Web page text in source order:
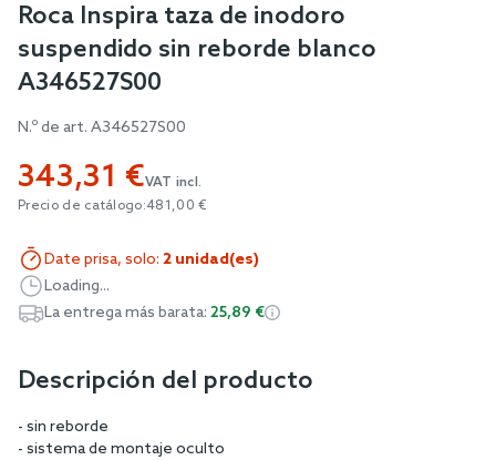
Skip
beginning
of
images
gallery
Roca Inspira taza de inodoro
suspendido sin reborde blanco
A346527S00
N.º de art. A346527S00
343,31 €VAT incl.
Precio de catálogo:481,00 €
Date prisa, solo: 2 unidad(es)
Loading...
La entrega más barata: 25,89 €
Descripción del producto
- sin reborde
- sistema de montaje oculto